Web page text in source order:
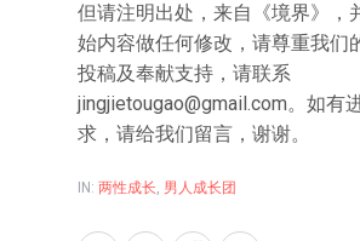
但请注明出处，来自《境界》，
始内容做任何修改，请尊重我们
投稿及奉献支持，请联系
jingjietougao@gmail.com。如有
求，请给我们留言，谢谢。
IN: 两性成长, 男人成长团